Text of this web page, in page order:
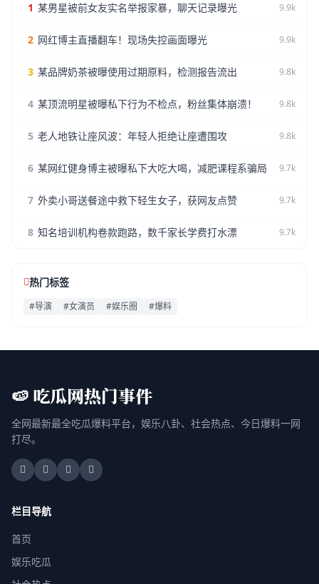
1 某男星被前女友实名举报家暴，聊天记录曝光 9.9k
2 网红博主直播翻车！现场失控画面曝光 9.9k
3 某品牌奶茶被曝使用过期原料，检测报告流出 9.8k
4 某顶流明星被曝私下行为不检点，粉丝集体崩溃！ 9.8k
5 老人地铁让座风波：年轻人拒绝让座遭围攻 9.8k
6 某网红健身博主被曝私下大吃大喝，减肥课程系骗局 9.7k
7 外卖小哥送餐途中救下轻生女子，获网友点赞 9.7k
8 知名培训机构卷款跑路，数千家长学费打水漂 9.7k
热门标签
#导演 #女演员 #娱乐圈 #爆料
🍉 吃瓜网热门事件
全网最新最全吃瓜爆料平台，娱乐八卦、社会热点、今日爆料一网
打尽。
栏目导航
首页
娱乐吃瓜